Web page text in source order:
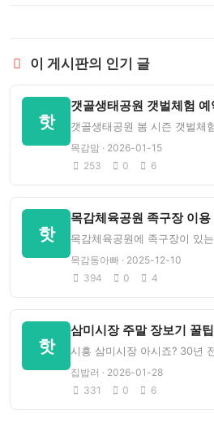
이 게시판의 인기 글
핫
갯골생태공원 갯벌체험 예
갯골생태공원 봄 시즌 갯벌체
목감맘 · 2026-01-15
253
0 6
핫
목감체육공원 족구장 이용
목감체육공원에 족구장이 있
목감동아빠 · 2025-12-10
394
0 4
핫
삼미시장 주말 장보기 꿀팁
시흥 삼미시장 아시죠? 30년
집밥러 · 2026-01-28
331
0 6